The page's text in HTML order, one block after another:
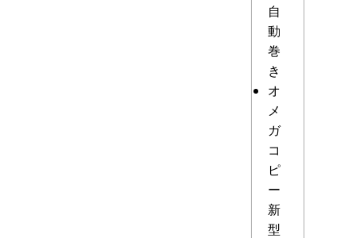
自
動
巻
き
オ
メ
ガ
コ
ピ
ー
新
型